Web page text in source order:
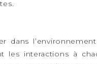
les interactions à